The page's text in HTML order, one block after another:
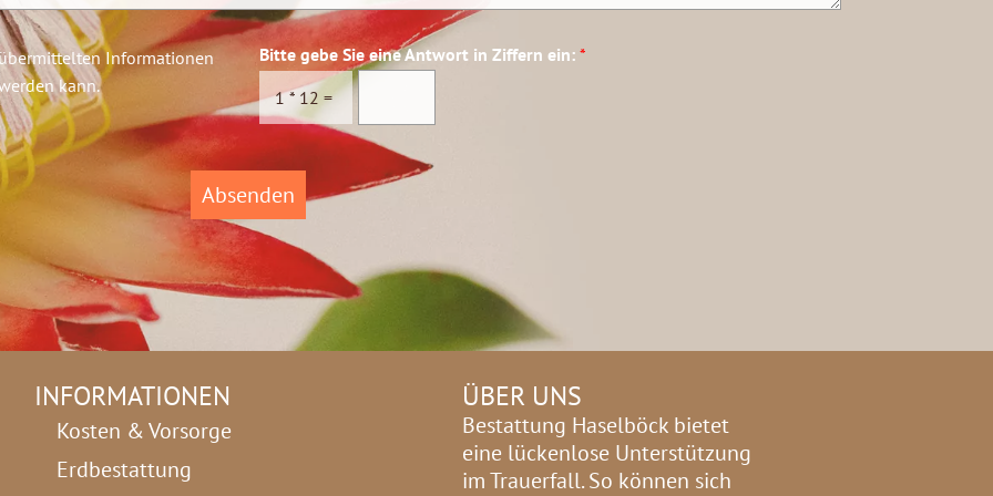
*
Informationen
kann.
Bitte gebe Sie eine Antwort in Ziffern ein: *
1 * 12 =
Absenden
INFORMATIONEN
Kosten & Vorsorge
Erdbestattung
ÜBER UNS
Bestattung Haselböck bietet
eine lückenlose Unterstützung
im Trauerfall. So können sich